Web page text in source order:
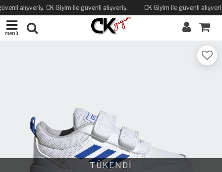
alışveriş. CK Giyim ile güvenli alışveriş. CK Giyim ile güvenli
menü
TÜKENDİ